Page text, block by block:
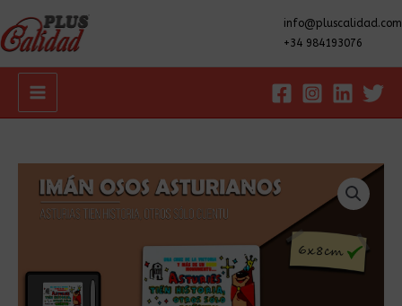
info@pluscalidad.com
+34 984193076
Main